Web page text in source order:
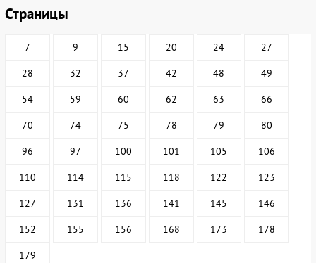
Страницы
7 9 15 20 24 27
28 32 37 42 48 49
54 59 60 62 63 66
70 74 75 78 79 80
96 97 100 101 105 106
110 114 115 118 122 123
127 131 136 141 145 146
152 155 156 168 173 178
179